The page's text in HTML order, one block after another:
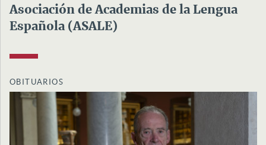
Asociación de Academias de la Lengua
Española (ASALE)
OBITUARIOS